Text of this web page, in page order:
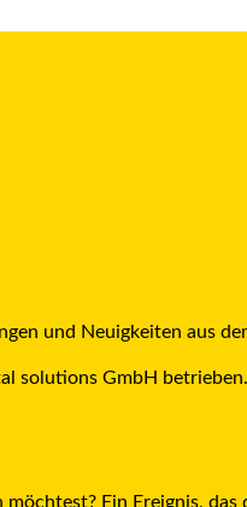
und Neuigkeiten aus
solutions GmbH
Ein Ereignis,